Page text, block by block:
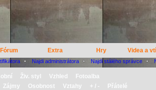
Fórum Extra Hry Videa a
Najdi administrátora Najdi stálého správce
Živ. styl Vzhled
Fotoalba
Zájmy Osobnost Vztahy + / - Přátelé